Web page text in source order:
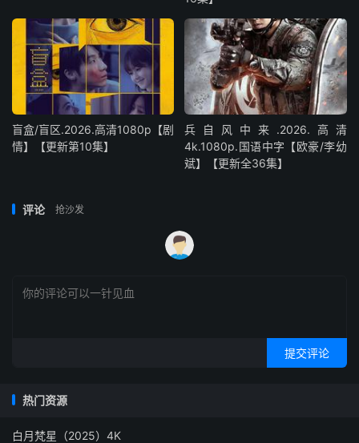
盲盒/盲区.2026.高清1080p【剧
情】【更新第10集】
兵自风中来‎.2026.高清
4k.1080p.国语中字【欧豪/李幼
斌】【更新全36集】
评论 抢沙发
提交评论
热门资源
白月梵星（2025）4K